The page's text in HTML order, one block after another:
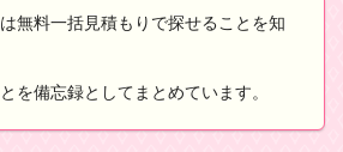
無料一括見積もりで探せることを知
を備忘録としてまとめています。